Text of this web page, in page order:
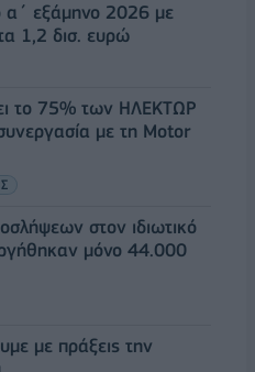
α΄ εξάμηνο 2026 με
1,2 δισ. ευρώ
το 75% των ΗΛΕΚΤΩΡ
με τη Motor
στον ιδιωτικό
μόνο 44.000
με πράξεις την